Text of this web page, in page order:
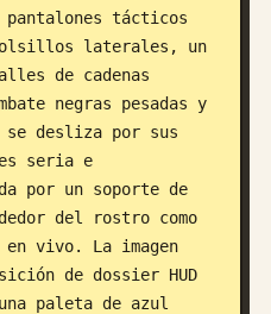
tácticos
laterales, un
de cadenas
negras pesadas y
se desliza por sus
es seria e
por un soporte de
del rostro como
vivo. La imagen
de dossier HUD
paleta de azul